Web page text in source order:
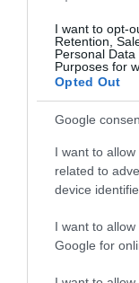
I want to opt-
Retention,
Personal
Purposes for
Opted Out
Google
I want to
related to
device
I want to
Google for
Rekord első
2026. július 22.
Ez a tíz a
grafikonja mutatja,
használt